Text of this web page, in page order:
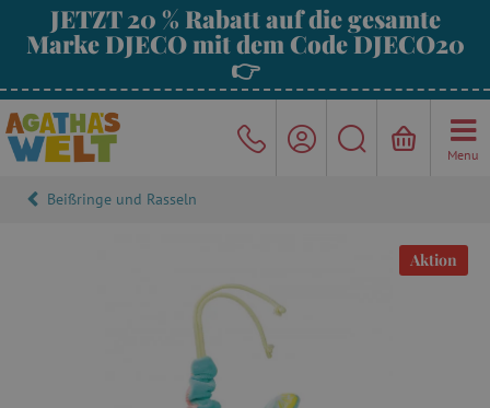
JETZT 20 % Rabatt auf die gesamte
Marke DJECO mit dem Code DJECO20
👉
Menu
Beißringe und Rasseln
Aktion